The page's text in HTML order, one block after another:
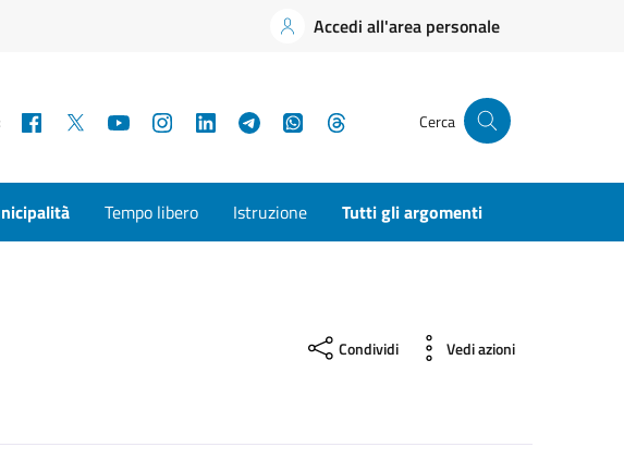
Accedi all'area personale
Facebook YouTubeInstagramLinkedInTelegramWhatsApp Cerca
Tempo libero Istruzione Tutti gli argomenti
Condividi Vedi azioni